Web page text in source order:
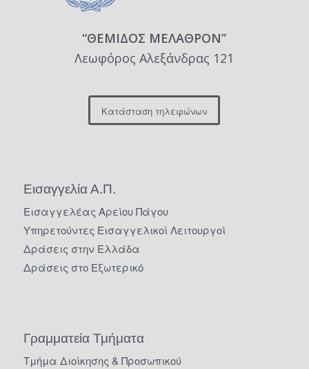
“ΘΕΜΙΔΟΣ ΜΕΛΑΘΡΟΝ”
Λεωφόρος Αλεξάνδρας 121
Κατάσταση τηλεφώνων
Εισαγγελία Α.Π.
Εισαγγελέας Αρείου Πάγου
Υπηρετούντες Εισαγγελικοί Λειτουργοί
Δράσεις στην Ελλάδα
Δράσεις στο Εξωτερικό
Γραμματεία Τμήματα
Τμήμα Διοίκησης & Προσωπικού